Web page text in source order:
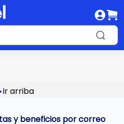
Ir arriba
y beneficios por correo